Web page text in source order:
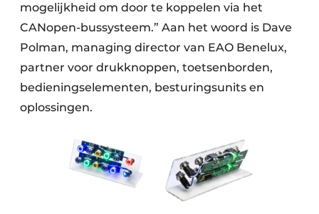
mogelijkheid om door te koppelen via het
CANopen-bussysteem.” Aan het woord is Dave
Polman, managing director van EAO Benelux,
partner voor drukknoppen, toetsenborden,
bedieningselementen, besturingsunits en
oplossingen.